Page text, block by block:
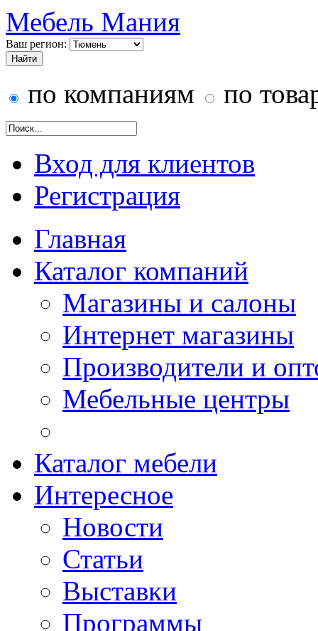
Мебель Мания
Ваш регион:
по компаниям по
Вход для клиентов
Регистрация
Главная
Каталог компаний
Магазины и салоны
Интернет магазины
Производители и
Мебельные центры
Каталог мебели
Интересное
Новости
Статьи
Выставки
Программы